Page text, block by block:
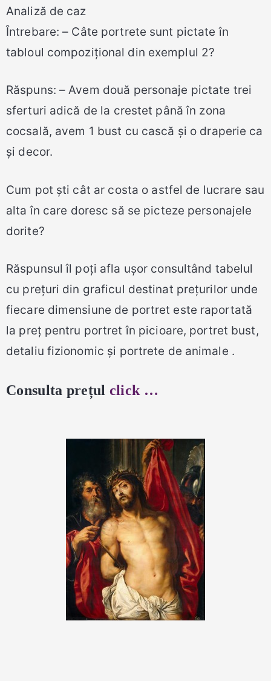
Analiză de caz
Întrebare: – Câte portrete sunt pictate în
tabloul compozițional din exemplul 2?
Răspuns: – Avem două personaje pictate trei
sferturi adică de la crestet până în zona
cocsală, avem 1 bust cu cască și o draperie ca
și decor.
Cum pot ști cât ar costa o astfel de lucrare sau
alta în care doresc să se picteze personajele
dorite?
Răspunsul îl poți afla ușor consultând tabelul
cu prețuri din graficul destinat prețurilor unde
fiecare dimensiune de portret este raportată
la preț pentru portret în picioare, portret bust,
detaliu fizionomic și portrete de animale .
Consulta prețul click …